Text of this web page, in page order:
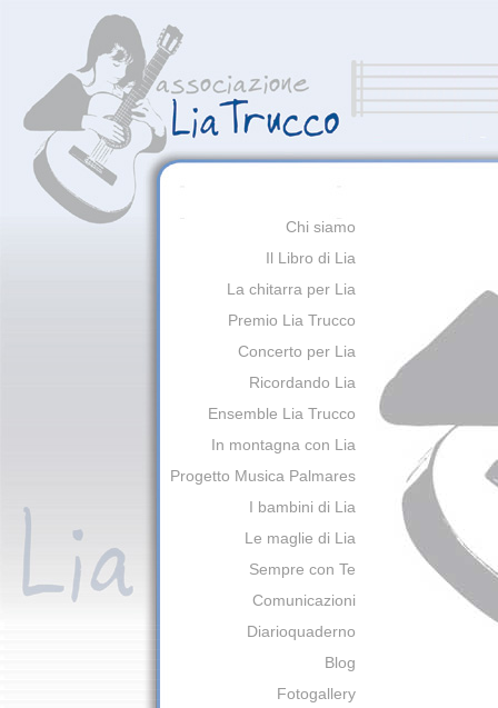
Chi siamo
Il Libro di Lia
La chitarra per Lia
Premio Lia Trucco
Concerto per Lia
Ricordando Lia
Ensemble Lia Trucco
In montagna con Lia
Progetto Musica Palmares
I bambini di Lia
Le maglie di Lia
Sempre con Te
Comunicazioni
Diarioquaderno
Blog
Fotogallery